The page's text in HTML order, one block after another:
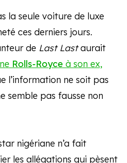
la seule voiture de luxe
ces derniers jours.
de Last Lastaurait
Rolls-Royce à son ex,
l’information ne soit pas
semble pas fausse non
nigériane n’a fait
les allégations qui pèsent